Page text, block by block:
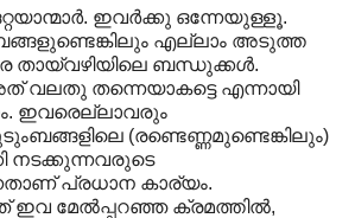
ഇവര്‍ക്കു ഒന്നേയുള്ളൂ.
എല്ലാം അടുത്ത
തായ്‌വഴിയിലെ ബന്ധുക്കള്‍.
വലതു തന്നെയാകട്ടെ എന്നായി
ഇവരെല്ലാവരും
(രണ്ടെണ്ണമുണ്ടെങ്കിലും)
നടക്കുന്നവരുടെ
പ്രധാന കാര്യം.
ഇവ മേല്‍പ്പറഞ്ഞ ക്രമത്തില്‍,